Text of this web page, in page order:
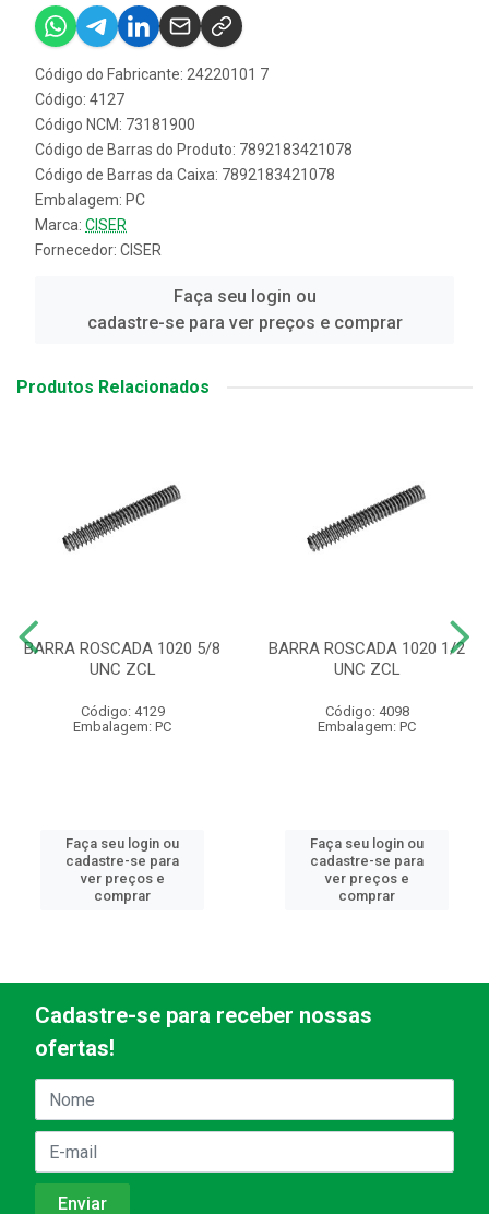
Código do Fabricante: 24220101 7
Código: 4127
Código NCM: 73181900
Código de Barras do Produto: 7892183421078
Código de Barras da Caixa: 7892183421078
Embalagem: PC
Marca: CISER
Fornecedor: CISER
Faça seu login ou
cadastre-se para ver preços e comprar
Produtos Relacionados
BARRA ROSCADA 1020 5/8
UNC ZCL
Código: 4129
Embalagem: PC
Faça seu login ou
cadastre-se para
ver preços e
comprar
BARRA ROSCADA 1020 1/2
UNC ZCL
Código: 4098
Embalagem: PC
Faça seu login ou
cadastre-se para
ver preços e
comprar
Cadastre-se para receber nossas
ofertas!